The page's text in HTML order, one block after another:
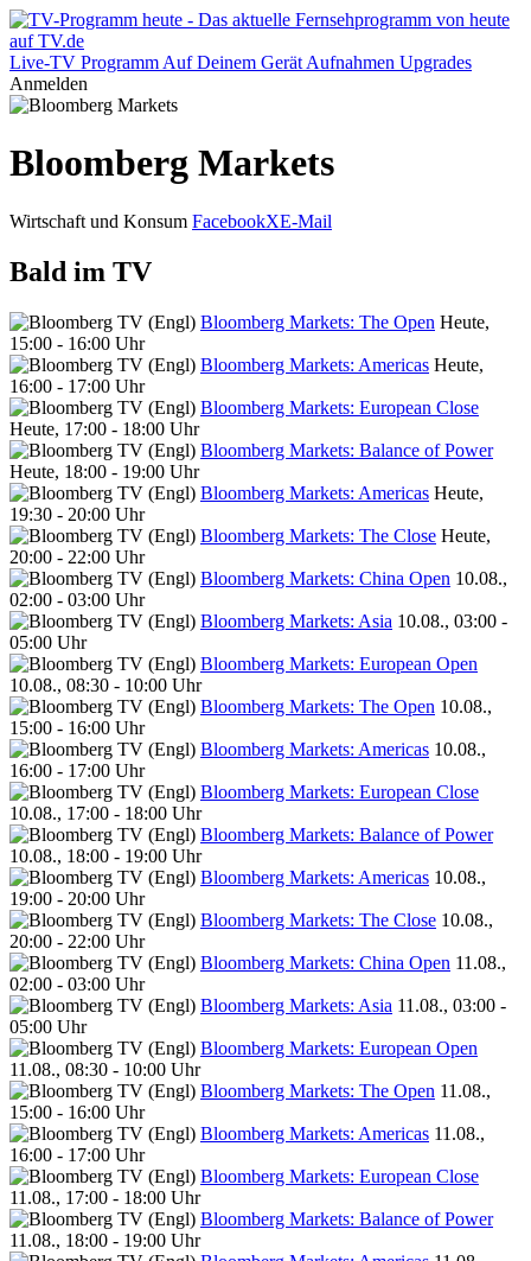
Live-TV Programm Auf Deinem Gerät Aufnahmen Upgrades
Anmelden
Bloomberg Markets
Wirtschaft und Konsum FacebookXE-Mail
Bald im TV
Bloomberg Markets: The Open Heute,
15:00 - 16:00 Uhr
Bloomberg Markets: Americas Heute,
16:00 - 17:00 Uhr
Bloomberg Markets: European Close
Heute, 17:00 - 18:00 Uhr
Bloomberg Markets: Balance of Power
Heute, 18:00 - 19:00 Uhr
Bloomberg Markets: Americas Heute,
19:30 - 20:00 Uhr
Bloomberg Markets: The Close Heute,
20:00 - 22:00 Uhr
Bloomberg Markets: China Open 10.08.,
02:00 - 03:00 Uhr
Bloomberg Markets: Asia 10.08., 03:00 -
05:00 Uhr
Bloomberg Markets: European Open
10.08., 08:30 - 10:00 Uhr
Bloomberg Markets: The Open 10.08.,
15:00 - 16:00 Uhr
Bloomberg Markets: Americas 10.08.,
16:00 - 17:00 Uhr
Bloomberg Markets: European Close
10.08., 17:00 - 18:00 Uhr
Bloomberg Markets: Balance of Power
10.08., 18:00 - 19:00 Uhr
Bloomberg Markets: Americas 10.08.,
19:00 - 20:00 Uhr
Bloomberg Markets: The Close 10.08.,
20:00 - 22:00 Uhr
Bloomberg Markets: China Open 11.08.,
02:00 - 03:00 Uhr
Bloomberg Markets: Asia 11.08., 03:00 -
05:00 Uhr
Bloomberg Markets: European Open
11.08., 08:30 - 10:00 Uhr
Bloomberg Markets: The Open 11.08.,
15:00 - 16:00 Uhr
Bloomberg Markets: Americas 11.08.,
16:00 - 17:00 Uhr
Bloomberg Markets: European Close
11.08., 17:00 - 18:00 Uhr
Bloomberg Markets: Balance of Power
11.08., 18:00 - 19:00 Uhr